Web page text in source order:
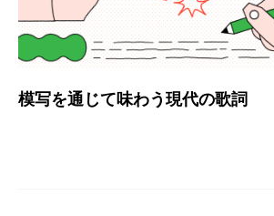
模写を通じて味わう現代の歌詞